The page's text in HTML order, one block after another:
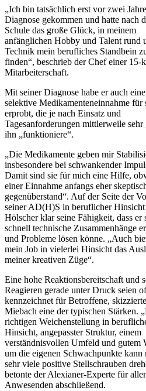
„Ich bin tatsächlich erst vor zwei
Diagnose gekommen und hatte nach
Schule das große Glück, in meinem
anfänglichen Hobby und Talent rund
Technik mein berufliches Standbein
finden“, beschrieb der Chef einer 15-
Mitarbeiterschaft.
Mit seiner Diagnose habe er auch eine
selektive Medikamenteneinnahme für
erprobt, die je nach Einsatz und
Tagesanforderungen mittlerweile
ihn „funktioniere“.
„Die Medikamente geben mir
insbesondere bei schwankender
Damit sind sie für mich eine Hilfe,
einer Einnahme anfangs eher
gegenüberstand“. Auf der Seite der
seiner AD(H)S in beruflicher Hinsicht
Hölscher klar seine Fähigkeit, dass er
schnell technische Zusammenhänge
und Probleme lösen könne. „Auch
mein Job in vielerlei Hinsicht das
meiner kreativen Züge“.
Eine hohe Reaktionsbereitschaft und
Reagieren gerade unter Druck seien
kennzeichnet für Betroffene,
Miebach eine der typischen Stärken.
richtigen Weichenstellung in
Hinsicht, angepasster Struktur, einem
verständnisvollen Umfeld und gutem
um die eigenen Schwachpunkte kann
sehr viele positive Stellschrauben
betonte der Alexianer-Experte für
Anwesenden abschließend.